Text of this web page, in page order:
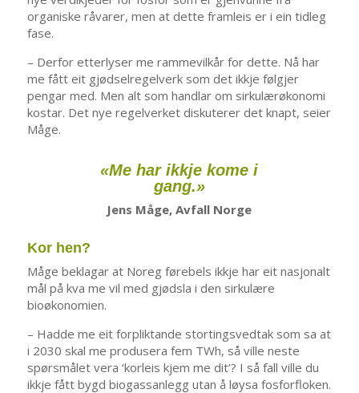
organiske råvarer, men at dette framleis er i ein tidleg
fase.
– Derfor etterlyser me rammevilkår for dette. Nå har
me fått eit gjødselregelverk som det ikkje følgjer
pengar med. Men alt som handlar om sirkulærøkonomi
kostar. Det nye regelverket diskuterer det knapt, seier
Måge.
«Me har ikkje kome i
gang.»
Jens Måge, Avfall Norge
Kor hen?
Måge beklagar at Noreg førebels ikkje har eit nasjonalt
mål på kva me vil med gjødsla i den sirkulære
bioøkonomien.
– Hadde me eit forpliktande stortingsvedtak som sa at
i 2030 skal me produsera fem TWh, så ville neste
spørsmålet vera ‘korleis kjem me dit’? I så fall ville du
ikkje fått bygd biogassanlegg utan å løysa fosforfloken.